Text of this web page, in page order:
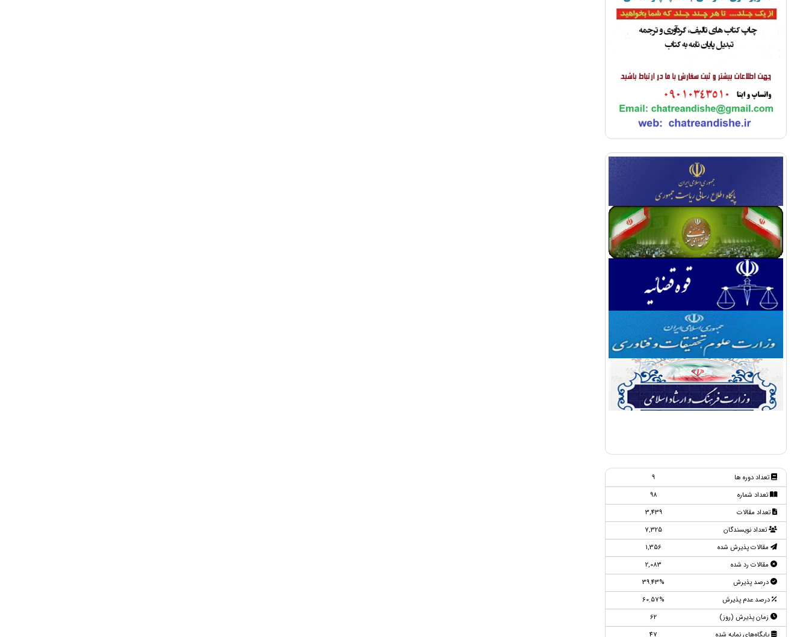
تعداد دوره ها
9
تعداد شماره
98
تعداد مقالات
3,439
تعداد نویسندگان
7,325
مقالات پذیرش شده
1,356
مقالات رد شده
2,083
درصد پذیرش
39.43%
درصد عدم پذیرش
60.57%
زمان پذیرش (روز)
62